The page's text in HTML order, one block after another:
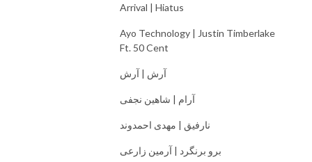
Arrival | Hiatus
Ayo Technology | Justin Timberlake
Ft. 50 Cent
آرش | آرش
آرام | شاهین نجفی
نارفیق | مهدی احمدوند
برو برنگرد | آرمین زارعی